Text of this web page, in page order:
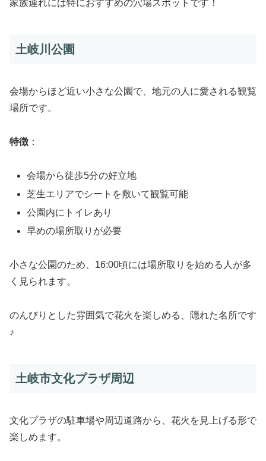
家族連れには特におすすめの穴場スポットです！
土岐川公園
会場からほど近い小さな公園で、地元の人に愛される観覧
場所です。
特徴 ：
会場から徒歩5分の好立地
芝生エリアでシートを敷いて観覧可能
公園内にトイレあり
早めの場所取りが必要
小さな公園のため、16:00頃には場所取りを始める人が多
く見られます。
のんびりとした雰囲気で花火を楽しめる、隠れた名所です
♪
土岐市文化プラザ周辺
文化プラザの駐車場や周辺道路から、花火を見上げる形で
楽しめます。